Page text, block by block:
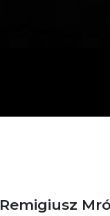
Remigiusz